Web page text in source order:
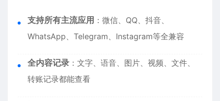
支持所有主流应用 ：微信、QQ、抖音、
WhatsApp、Telegram、Instagram等全兼容
全内容记录 ：文字、语音、图片、视频、文件、
转账记录都能查看